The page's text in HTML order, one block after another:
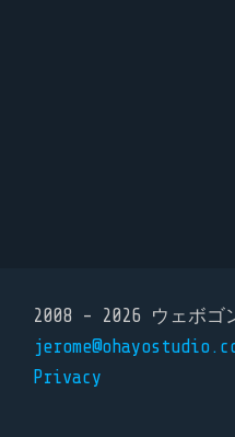
2008 - 2026 ウェボ
Privacy